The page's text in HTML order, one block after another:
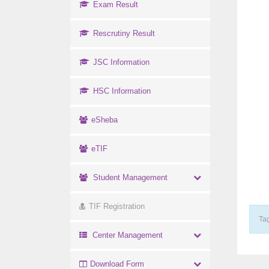
Exam Result
Rescrutiny Result
JSC Information
HSC Information
eSheba
eTIF
Student Management
TIF Registration
Center Management
Download Form